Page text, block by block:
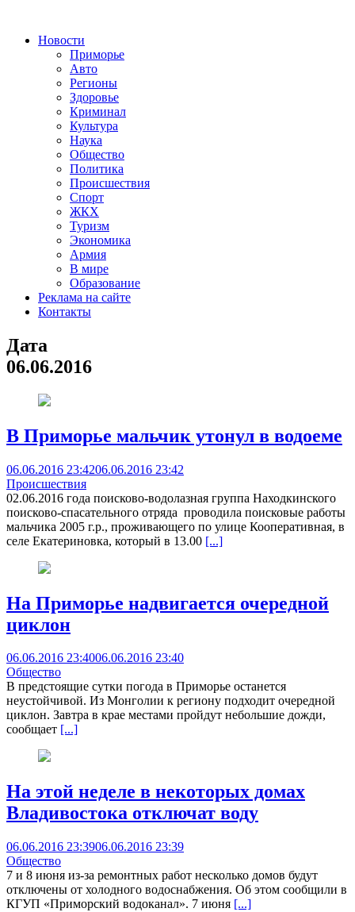
Новости
Приморье
Авто
Регионы
Здоровье
Криминал
Культура
Наука
Общество
Политика
Происшествия
Спорт
ЖКХ
Туризм
Экономика
Армия
В мире
Образование
Реклама на сайте
Контакты
Дата
06.06.2016
В Приморье мальчик утонул в водоеме
06.06.2016 23:4206.06.2016 23:42
Происшествия
02.06.2016 года поисково-водолазная группа Находкинского
поисково-спасательного отряда проводила поисковые работы
мальчика 2005 г.р., проживающего по улице Кооперативная, в
селе Екатериновка, который в 13.00 [...]
На Приморье надвигается очередной
циклон
06.06.2016 23:4006.06.2016 23:40
Общество
В предстоящие сутки погода в Приморье останется
неустойчивой. Из Монголии к региону подходит очередной
циклон. Завтра в крае местами пройдут небольшие дожди,
сообщает [...]
На этой неделе в некоторых домах
Владивостока отключат воду
06.06.2016 23:3906.06.2016 23:39
Общество
7 и 8 июня из-за ремонтных работ несколько домов будут
отключены от холодного водоснабжения. Об этом сообщили в
КГУП «Приморский водоканал». 7 июня [...]